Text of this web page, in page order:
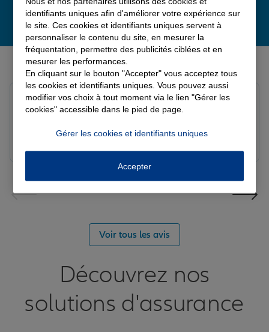
Derniers avis de nos agences Allianz
Note de 5 sur 5
louna p.
Voir tous les avis
Découvrez nos
solutions d'assurance
identifiants uniques afin d'améliorer votre expérience sur
le site. Ces cookies et identifiants uniques servent à
personnaliser le contenu du site, en mesurer la
fréquentation, permettre des publicités ciblées et en
mesurer les performances.
En cliquant sur le bouton "Accepter" vous acceptez tous
les cookies et identifiants uniques. Vous pouvez aussi
modifier vos choix à tout moment via le lien "Gérer les
cookies" accessible dans le pied de page.
Gérer les cookies et identifiants uniques
Accepter